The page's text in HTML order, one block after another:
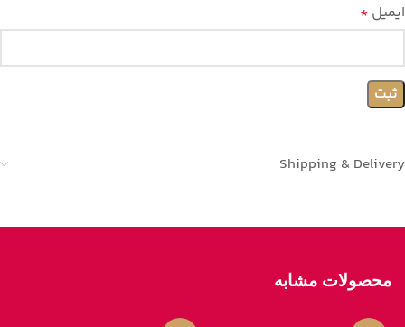
ایمیل *
Shipping & Delivery
محصولات مشابه